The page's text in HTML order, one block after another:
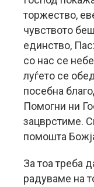
торжество,
чувството
единство,
со нас се
луѓето се
посебна
Помогни ни
зацврстиме.
помошта
За тоа треба
радуваме на